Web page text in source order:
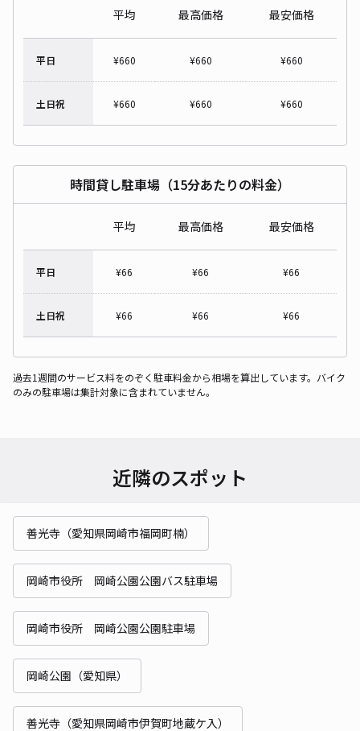
平均 最高価格 最安価格
平日 ¥660 ¥660 ¥660
土日祝 ¥660 ¥660 ¥660
時間貸し駐車場（15分あたりの料金）
平均 最高価格 最安価格
平日 ¥66 ¥66 ¥66
土日祝 ¥66 ¥66 ¥66
過去1週間のサービス料をのぞく駐車料金から相場を算出しています。バイク
のみの駐車場は集計対象に含まれていません。
近隣のスポット
善光寺（愛知県岡崎市福岡町楠）
岡崎市役所 岡崎公園公園バス駐車場
岡崎市役所 岡崎公園公園駐車場
岡崎公園（愛知県）
善光寺（愛知県岡崎市伊賀町地蔵ケ入）